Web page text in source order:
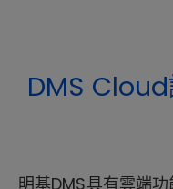
DMS
明基DMS具有雲端